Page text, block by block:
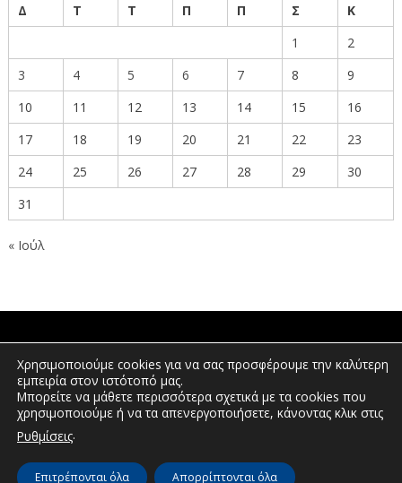
Δ
Τ Τ Π Π Σ
Κ
1
2
3
4 5 6 7 8
9
10
11 12 13 14 15
16
17
18 19 20 21 22
23
24
25 26 27 28 29
30
31
« Ιούλ
ΠΟΛΙΤΕΣ
ΕΠΕΝΔΥΤΕΣ
Χρησιμοποιούμε cookies για να σας προσφέρουμε την καλύτερη
εμπειρία στον ιστότοπό μας.
Μπορείτε να μάθετε περισσότερα σχετικά με τα cookies που
χρησιμοποιούμε ή να τα απενεργοποιήσετε, κάνοντας κλικ στις
Ρυθμίσεις.
Επιτρέπονται όλα Απορρίπτονται όλα